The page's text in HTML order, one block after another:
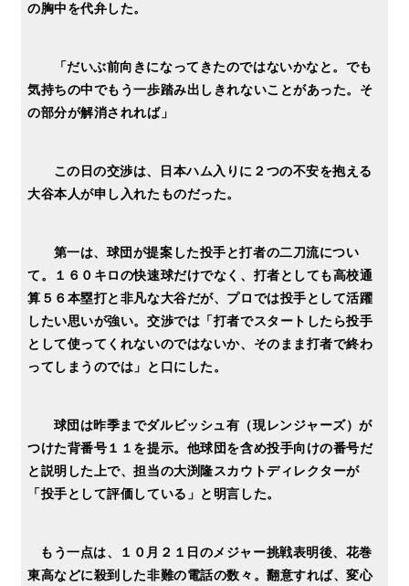
の胸中を代弁した。
「だいぶ前向きになってきたのではないかなと。でも
気持ちの中でもう一歩踏み出しきれないことがあった。そ
の部分が解消されれば」
この日の交渉は、日本ハム入りに２つの不安を抱える
大谷本人が申し入れたものだった。
第一は、球団が提案した投手と打者の二刀流につい
て。１６０キロの快速球だけでなく、打者としても高校通
算５６本塁打と非凡な大谷だが、プロでは投手として活躍
したい思いが強い。交渉では「打者でスタートしたら投手
として使ってくれないのではないか、そのまま打者で終わ
ってしまうのでは」と口にした。
球団は昨季までダルビッシュ有（現レンジャーズ）が
つけた背番号１１を提示。他球団を含め投手向けの番号だ
と説明した上で、担当の大渕隆スカウトディレクターが
「投手として評価している」と明言した。
もう一点は、１０月２１日のメジャー挑戦表明後、花巻
東高などに殺到した非難の電話の数々。翻意すれば、変心